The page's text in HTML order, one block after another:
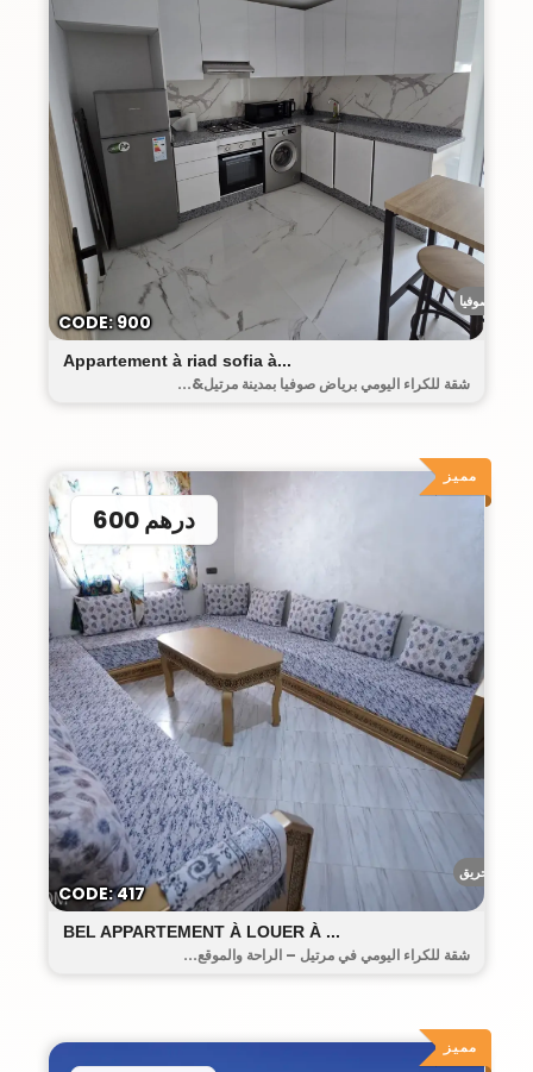
رياض صوفيا
Appartement à riad sofia à...
شقة للكراء اليومي برياض صوفيا بمدينة مرتيل&...
CODE: 900
مميز
أحريق
BEL APPARTEMENT À LOUER À ...
600 درهم
شقة للكراء اليومي في مرتيل – الراحة والموقع...
CODE: 417
مميز